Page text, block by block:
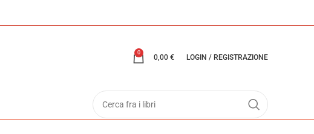
0
0,00 € LOGIN / REGISTRAZIONE